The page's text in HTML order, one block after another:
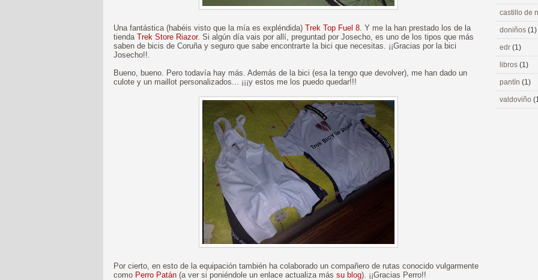
Una fantástica (habéis visto que la mía es expléndida) Trek Top Fuel 8. Y me la han prestado los de la
tienda Trek Store Riazor. Si algún día vais por allí, preguntad por Josecho, es uno de los tipos que más
saben de bicis de Coruña y seguro que sabe encontrarte la bici que necesitas. ¡¡Gracias por la bici
Josecho!!.
Bueno, bueno. Pero todavía hay más. Además de la bici (esa la tengo que devolver), me han dado un
culote y un maillot personalizados... ¡¡¡y estos me los puedo quedar!!!
Por cierto, en esto de la equipación también ha colaborado un compañero de rutas conocido vulgarmente
como Perro Patán (a ver si poniéndole un enlace actualiza más su blog). ¡¡Gracias Perro!!
castillo de
doniños (1)
edr (1)
libros (1)
pantín (1)
valdoviño